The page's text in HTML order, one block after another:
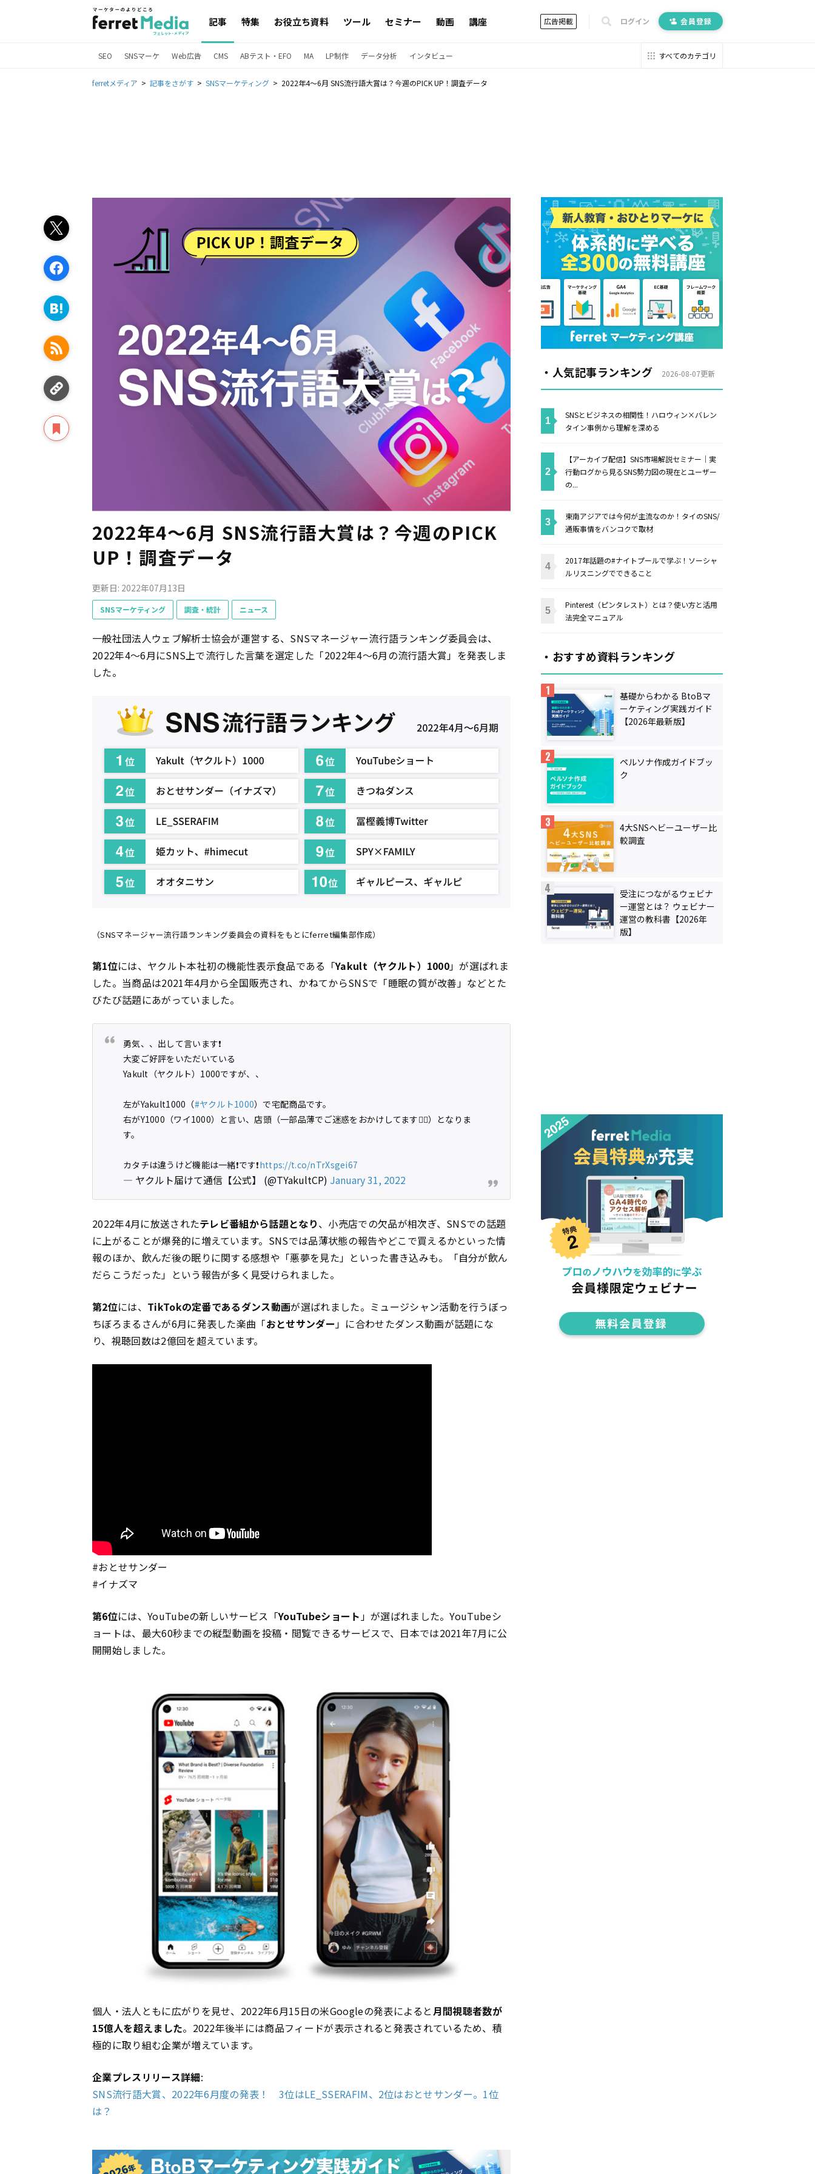
記事 特集 お役立ち資料 ツール セミナー 動画 講座 広告掲載 ログイン 会員登録
SEO SNSマーケ Web広告 CMS ABテスト・EFO MA LP制作 データ分析 インタビュー すべてのカテゴリ
ferretメディア 記事をさがす SNSマーケティング 2022年4〜6月 SNS流行語大賞は？今週のPICK UP！調査データ
2022年4〜6月 SNS流行語大賞は？今週のPICK
UP！調査データ
更新日: 2022年07月13日
SNSマーケティング 調査・統計 ニュース
一般社団法人ウェブ解析士協会が運営する、SNSマネージャー流行語ランキング委員会は、
2022年4〜6月にSNS上で流行した言葉を選定した「2022年4〜6月の流行語大賞」を発表しま
した。
（SNSマネージャー流行語ランキング委員会の資料をもとにferret編集部作成）
第1位には、ヤクルト本社初の機能性表示食品である「Yakult（ヤクルト）1000」が選ばれま
した。当商品は2021年4月から全国販売され、かねてからSNSで「睡眠の質が改善」などとた
びたび話題にあがっていました。
勇気、、出して言います❗️
大変ご好評をいただいている
Yakult（ヤクルト）1000ですが、、
左がYakult1000（#ヤクルト1000）で宅配商品です。
右がY1000（ワイ1000）と言い、店頭（一部品薄でご迷惑をおかけしてます🙇‍♀️）となりま
す。
カタチは違うけど機能は一緒❗️です❗️https://t.co/nTrXsgei67
— ヤクルト届けて通信【公式】 (@TYakultCP) January 31, 2022
2022年4月に放送されたテレビ番組から話題となり、小売店での欠品が相次ぎ、SNSでの話題
に上がることが爆発的に増えています。SNSでは品薄状態の報告やどこで買えるかといった情
報のほか、飲んだ後の眠りに関する感想や「悪夢を見た」といった書き込みも。「自分が飲ん
だらこうだった」という報告が多く見受けられました。
第2位には、 TikTokの定番であるダンス動画が選ばれました。ミュージシャン活動を行うぼっ
ちぼろまるさんが6月に発表した楽曲「おとせサンダー 」に合わせたダンス動画が話題にな
り、視聴回数は2億回を超えています。
#おとせサンダー
#イナズマ
第6位には、YouTubeの新しいサービス「YouTubeショート 」が選ばれました。YouTubeシ
ョートは、最大60秒までの縦型動画を投稿・閲覧できるサービスで、日本では2021年7月に公
開開始しました。
個人・法人ともに広がりを見せ、2022年6月15日の米Googleの発表によると月間視聴者数が
15億人を超えました。2022年後半には商品フィードが表示されると発表されているため、積
極的に取り組む企業が増えています。
企業プレスリリース詳細:
SNS流行語大賞、2022年6月度の発表！ 3位はLE_SSERAFIM、2位はおとせサンダー。1位
は？
・人気記事ランキング 2026-08-07更新
SNSとビジネスの相関性！ハロウィン×バレン
タイン事例から理解を深める
【アーカイブ配信】SNS市場解説セミナー｜実
行動ログから見るSNS勢力図の現在とユーザー
の...
東南アジアでは今何が主流なのか！タイのSNS/
通販事情をバンコクで取材
2017年話題の#ナイトプールで学ぶ！ソーシャ
ルリスニングでできること
Pinterest（ピンタレスト）とは？使い方と活用
法完全マニュアル
・おすすめ資料ランキング
基礎からわかる BtoBマ
ーケティング実践ガイド
【2026年最新版】
ペルソナ作成ガイドブッ
ク
4大SNSヘビーユーザー比
較調査
受注につながるウェビナ
ー運営とは？ ウェビナー
運営の教科書【2026年
版】